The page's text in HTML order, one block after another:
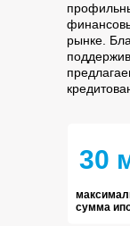
30
сумма
рынке.